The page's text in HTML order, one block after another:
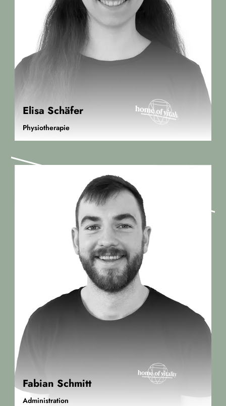
Elisa Schäfer
Physiotherapie
Fabian Schmitt
Administration